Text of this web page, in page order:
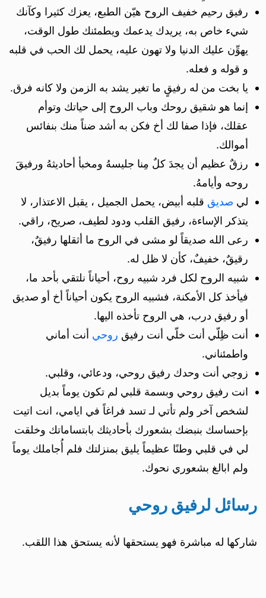
رفيق رحيم خفيف الروح هيّن الطبع، يعزك كثيرا وكآنك
شيء خاص به، يريدك يدعمك ويطمئنك طول الوقت،
يهوِّن عليك الدنيا ولا تهون عليه، يحمل لك الحب في قلبه
و قوله و فعله.
يا بخت من له رفيقٍ ما تغير يشد به الزمن ولا كانه فرق.
إنما هو شقيق روحك وباب الروح إلى حياتك وتوأم
عقلك، فإذا صفا لك أخ فكن به أشد ضناً منك بنفائس
أموالك.
رزقٌ عظيم أن يجدَ كلٌ مِنا جليسهُ ومخبأ أحاديثهُ ورفيقَ
روحه وأيامهُ.
لي صديق قلبه أبيض، يحمل الجميل ، يقبل الاعتذار، لا
يتذكر الإساءة، رفيق القلب ودود لطيف، صريح، راقي.
رعى الله صديقاً لو مشى في الروح ما أثقلها رفيقٌ،
رقيقٌ، خفيفٌ، كأن لا ظل له.
شبيه الروح لكل فرد شبيه روح، أحياناً نلتقي بأحد ما،
فيأخذ كل الأمكنة، فشبيه الروح يكون أحياناً أخ أو صديق
أو رفيق درب، هي الروح تأخذه اليها.
أنت ظِلّي أنت خلّي أنت رفيق روحي أنت أماني
واطمئناني.
زوجي أنت وحدك رفيق روحي، ودعائي، وقلبي.
انت رفيق روحي وبسمة قلبي لم تكون يوماً بديل
لشخص آخر ولم تأتي لـ تسد فراغاً في ايامي، انت اتيت
بإحساسك بنبضك بشعورك بأحاديثك بابتساماتك وخلقت
لي في قلبي وطنًا عظيماً يليق بمنزلتك فلم أُجاملك يوماً
ولم ابالغ بشعوري نحوك.
رسائل لرفيق روحي
شاركها له مباشرة فهو يستحقها لأنه يستحق هذا اللقب.